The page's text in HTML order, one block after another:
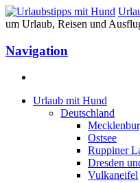
um Urlaub, Reisen und
Navigation
Urlaub mit Hund
Deutschland
Ostsee
Ruppiner
Dresden
Vulkaneifel